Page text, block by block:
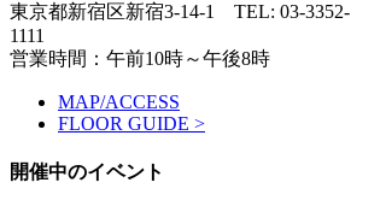
東京都新宿区新宿3-14-1 TEL: 03-3352-
1111
営業時間：午前10時～午後8時
MAP/ACCESS
FLOOR GUIDE >
開催中のイベント